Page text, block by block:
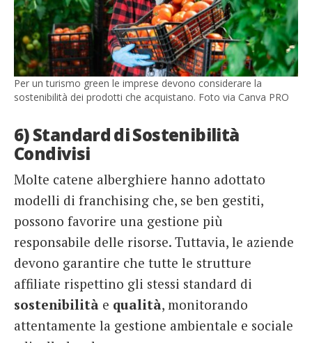
Per un turismo green le imprese devono considerare la
sostenibilità dei prodotti che acquistano. Foto via Canva PRO
6) Standard di Sostenibilità
Condivisi
Molte catene alberghiere hanno adottato
modelli di franchising che, se ben gestiti,
possono favorire una gestione più
responsabile delle risorse. Tuttavia, le aziende
devono garantire che tutte le strutture
affiliate rispettino gli stessi standard di
sostenibilità e qualità, monitorando
attentamente la gestione ambientale e sociale